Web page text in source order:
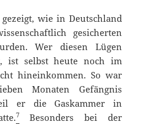
wie in Deutschland
gesicherten
Wer diesen Lügen
ist selbst heute noch im
hineinkommen. So war
Monaten Gefängnis
er die Gaskammer in
7Besonders bei der